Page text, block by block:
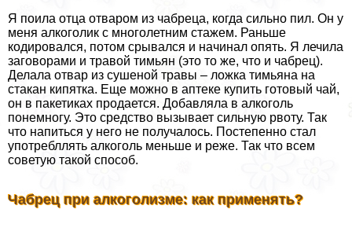
Я поила отца отваром из чабреца, когда сильно пил. Он у
меня алкоголик с многолетним стажем. Раньше
кодировался, потом срывался и начинал опять. Я лечила
заговорами и травой тимьян (это то же, что и чабрец).
Делала отвар из сушеной травы – ложка тимьяна на
стакан кипятка. Еще можно в аптеке купить готовый чай,
он в пакетиках продается. Добавляла в алкоголь
понемногу. Это средство вызывает сильную рвоту. Так
что напиться у него не получалось. Постепенно стал
употрeбллять алкоголь меньше и реже. Так что всем
советую такой способ.
Чабрец при алкоголизме: как применять?